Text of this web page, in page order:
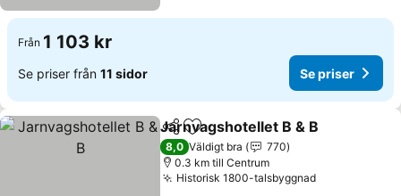
Från 1 103 kr
Se priser från 11 sidor Se priser
Dela Lägg till i Mina Favoriter
Jarnvagshotellet B & B
8,0 Väldigt bra
770
0.3 km till Centrum
Historisk 1800-talsbyggnad